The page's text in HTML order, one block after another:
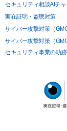
セキュリティ相談AIチャ
実在証明・盗聴対策
サイバー攻撃対策（
サイバー攻撃対策（
セキュリティ事業の軌跡